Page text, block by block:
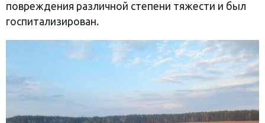
повреждения различной степени тяжести и был
госпитализирован.